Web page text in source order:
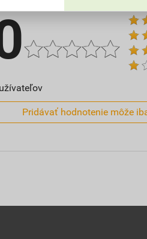
Pridávať hodnotenie môže